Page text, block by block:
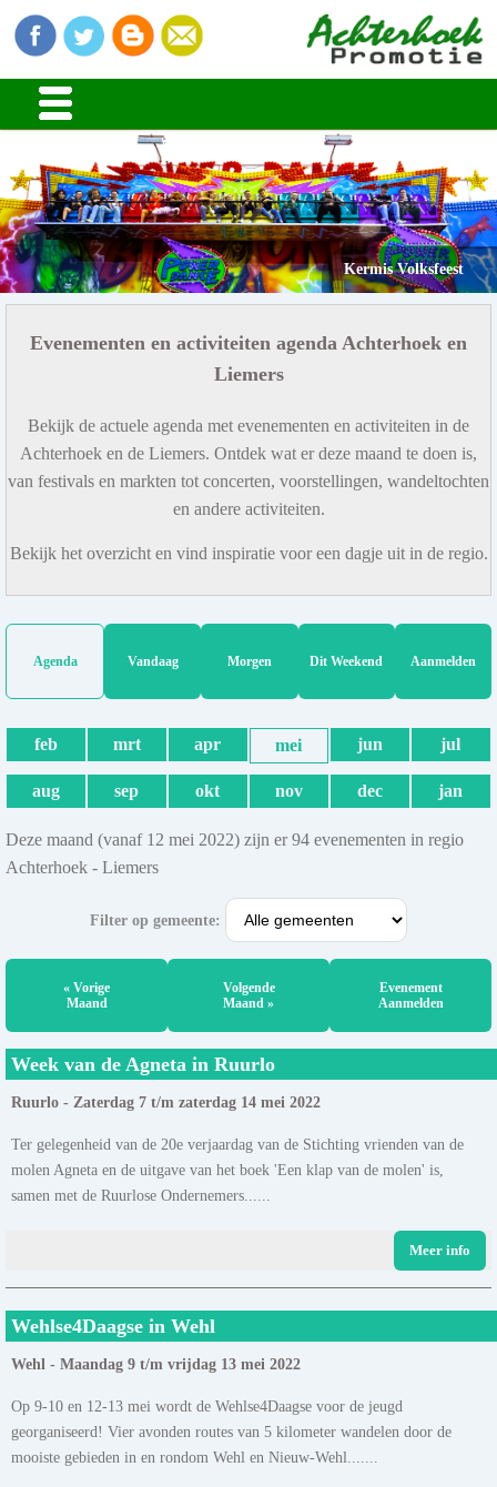
Kermis Volksfeest
Evenementen en activiteiten agenda Achterhoek en
Liemers
Bekijk de actuele agenda met evenementen en activiteiten in de
Achterhoek en de Liemers. Ontdek wat er deze maand te doen is,
van festivals en markten tot concerten, voorstellingen, wandeltochten
en andere activiteiten.
Bekijk het overzicht en vind inspiratie voor een dagje uit in de regio.
Agenda Vandaag Morgen Dit Weekend Aanmelden
feb mrt apr mei jun jul
aug sep okt nov dec jan
Deze maand (vanaf 12 mei 2022) zijn er 94 evenementen in regio
Achterhoek - Liemers
Filter op gemeente:
« Vorige
Maand
Volgende
Maand »
Evenement
Aanmelden
Week van de Agneta in Ruurlo
Ruurlo - Zaterdag 7 t/m zaterdag 14 mei 2022
Ter gelegenheid van de 20e verjaardag van de Stichting vrienden van de
molen Agneta en de uitgave van het boek 'Een klap van de molen' is,
samen met de Ruurlose Ondernemers......
Meer info
Wehlse4Daagse in Wehl
Wehl - Maandag 9 t/m vrijdag 13 mei 2022
Op 9-10 en 12-13 mei wordt de Wehlse4Daagse voor de jeugd
georganiseerd! Vier avonden routes van 5 kilometer wandelen door de
mooiste gebieden in en rondom Wehl en Nieuw-Wehl.......